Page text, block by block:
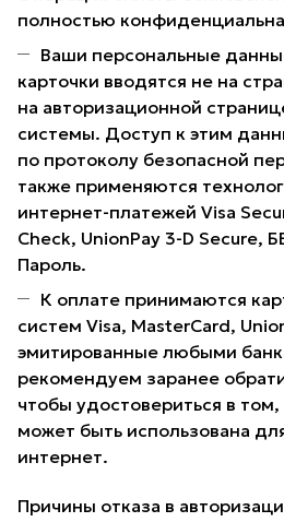
полностью
Ваши персональные
карточки вводятся не на
на авторизационной
системы. Доступ к этим
по протоколу безопасной
также применяются
интернет-платежей Visa
Check, UnionPay 3-D Secure,
Пароль.
К оплате принимаются
систем Visa, MasterCard,
эмитированные любыми
рекомендуем заранее
чтобы удостовериться в
может быть использована
интернет.
Причины отказа в